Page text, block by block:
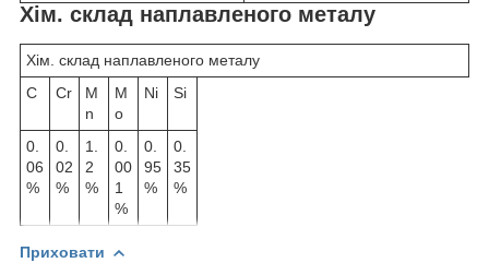
Хім. склад наплавленого металу
Хім. склад наплавленого металу
C
Cr
M
n
M
o
Ni Si
0.
06
%
0.
02
%
1.
2
%
0.
00
1
%
0.
95
%
0.
35
%
Приховати